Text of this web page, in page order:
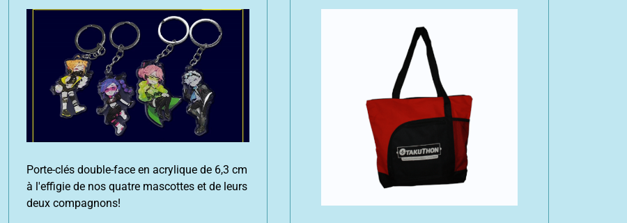
Porte-clés double-face en acrylique de 6,3 cm
à l'effigie de nos quatre mascottes et de leurs
deux compagnons!